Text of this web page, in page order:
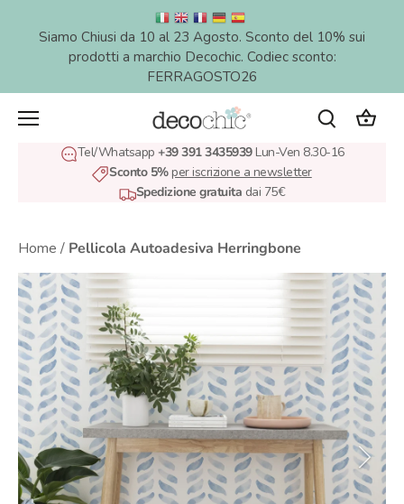
Siamo Chiusi da 10 al 23 Agosto. Sconto del 10% sui
prodotti a marchio Decochic. Codiec sconto:
FERRAGOSTO26
Tel/Whatsapp +39 391 3435939Lun-Ven 8.30-16
Sconto 5%per iscrizione a newsletter
Spedizione gratuita dai 75€
Home / Pellicola Autoadesiva Herringbone